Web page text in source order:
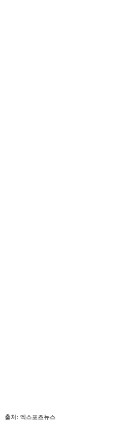
출처: 엑스포츠뉴스